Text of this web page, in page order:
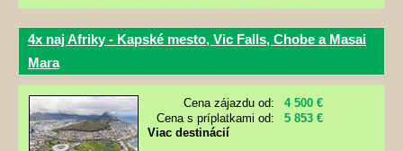
4x naj Afriky - Kapské mesto, Vic Falls, Chobe a Masai
Mara
Cena zájazdu od:
4 500 €
Cena s príplatkami od:
5 853 €
Viac destinácií